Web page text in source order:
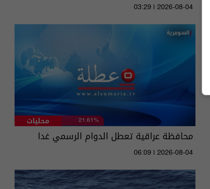
03:29 | 2026-08-04
محليات 21.61%
محافظة عراقية تعطل الدوام الرسمي غدا
06:09 | 2026-08-04